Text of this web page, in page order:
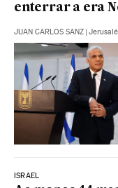
enterrar a era
JUAN CARLOS SANZ |
ISRAEL